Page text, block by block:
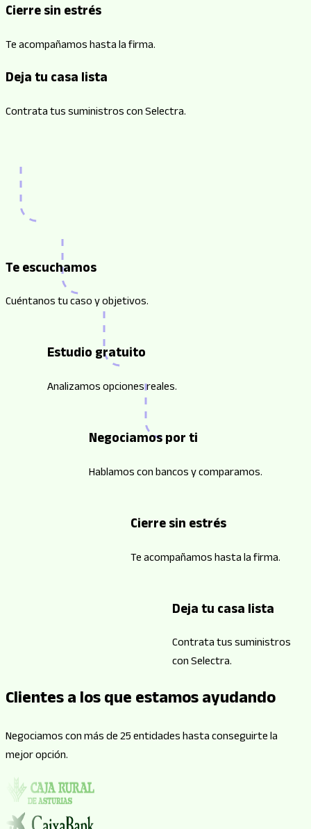
Cierre sin estrés
Te acompañamos hasta la firma.
Deja tu casa lista
Contrata tus suministros con Selectra.
Te escuchamos
Cuéntanos tu caso y objetivos.
Estudio gratuito
Analizamos opciones reales.
Negociamos por ti
Hablamos con bancos y comparamos.
Cierre sin estrés
Te acompañamos hasta la firma.
Deja tu casa lista
Contrata tus suministros
con Selectra.
Clientes a los que estamos ayudando
Negociamos con más de 25 entidades hasta conseguirte la
mejor opción.